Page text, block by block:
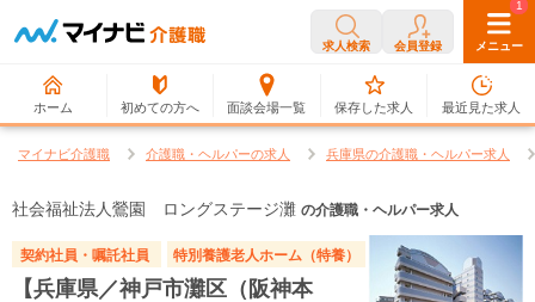
求人検索 会員登録 メニュー
ホーム 初めての方へ 面談会場一覧
0
保存した求人
1
最近見た求人
マイナビ介護職 介護職・ヘルパーの求人 兵庫県の介護職・ヘルパー求人
社会福祉法人鶯園 ロングステージ灘 の介護職・ヘルパー求人
契約社員・嘱託社員 特別養護老人ホーム（特養）
【兵庫県／神戸市灘区（阪神本